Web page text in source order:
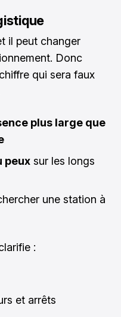
il peut changer
Donc
qui sera faux
plus large que
peux sur les longs
une station à
:
et arrêts